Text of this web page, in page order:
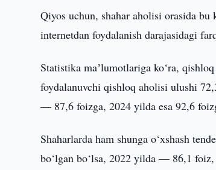
Qiyos uchun, shahar aholisi orasida
internetdan foydalanish darajasidagi
Statistika maʼlumotlariga ko‘ra,
foydalanuvchi qishloq aholisi ulushi
— 87,6 foizga, 2024 yilda esa 92,6
Shaharlarda ham shunga o‘xshash
bo‘lgan bo‘lsa, 2022 yilda — 86,1